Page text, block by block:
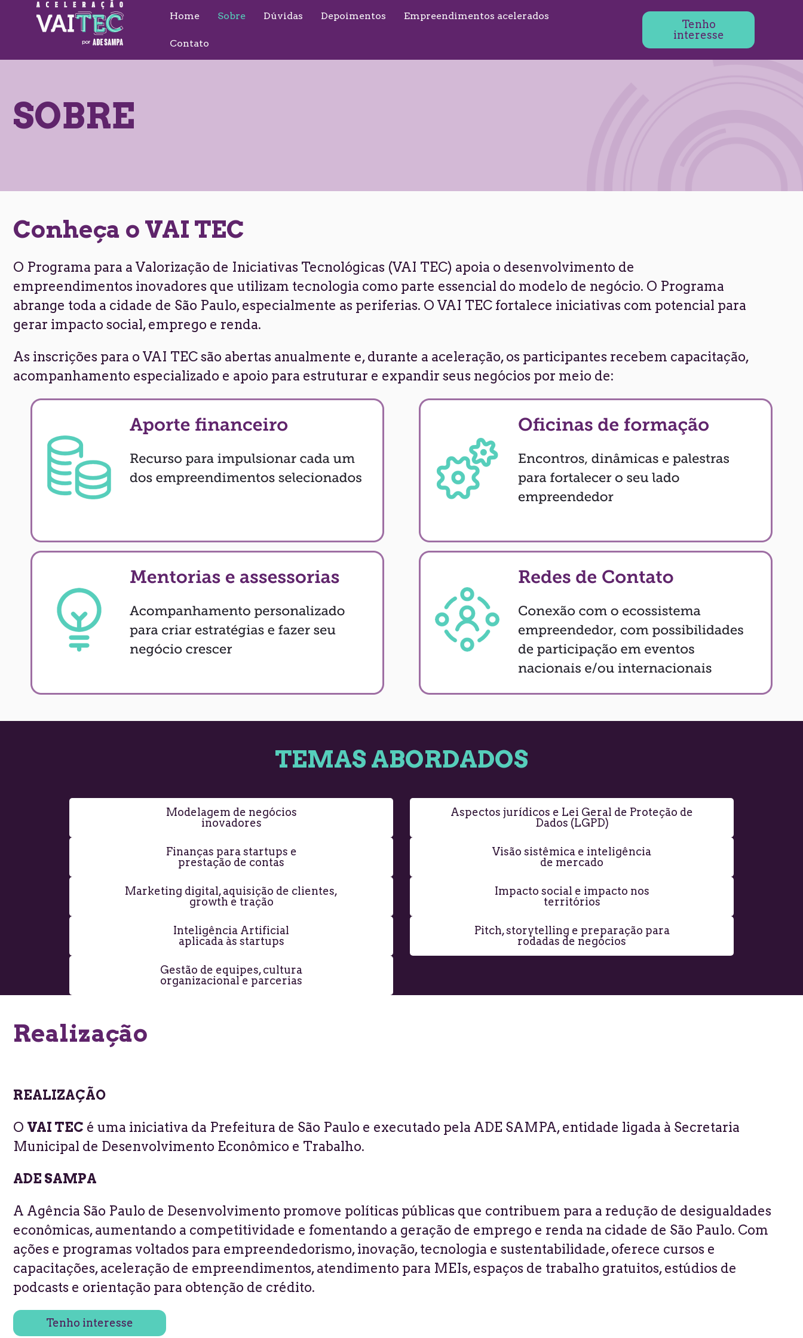
Home Sobre Dúvidas Depoimentos Empreendimentos acelerados
Contato
Tenho
interesse
SOBRE
Conheça o VAI TEC
O Programa para a Valorização de Iniciativas Tecnológicas (VAI TEC) apoia o desenvolvimento de
empreendimentos inovadores que utilizam tecnologia como parte essencial do modelo de negócio. O Programa
abrange toda a cidade de São Paulo, especialmente as periferias. O VAI TEC fortalece iniciativas com potencial para
gerar impacto social, emprego e renda.
As inscrições para o VAI TEC são abertas anualmente e, durante a aceleração, os participantes recebem capacitação,
acompanhamento especializado e apoio para estruturar e expandir seus negócios por meio de:
TEMAS ABORDADOS
Modelagem de negócios
inovadores
Aspectos jurídicos e Lei Geral de Proteção de
Dados (LGPD)
Finanças para startups e
prestação de contas
Visão sistêmica e inteligência
de mercado
Marketing digital, aquisição de clientes,
growth e tração
Impacto social e impacto nos
territórios
Inteligência Artificial
aplicada às startups
Pitch, storytelling e preparação para
rodadas de negócios
Gestão de equipes, cultura
organizacional e parcerias
Realização
REALIZAÇÃO
O VAI TEC é uma iniciativa da Prefeitura de São Paulo e executado pela ADE SAMPA, entidade ligada à Secretaria
Municipal de Desenvolvimento Econômico e Trabalho.
ADE SAMPA
A Agência São Paulo de Desenvolvimento promove políticas públicas que contribuem para a redução de desigualdades
econômicas, aumentando a competitividade e fomentando a geração de emprego e renda na cidade de São Paulo. Com
ações e programas voltados para empreendedorismo, inovação, tecnologia e sustentabilidade, oferece cursos e
capacitações, aceleração de empreendimentos, atendimento para MEIs, espaços de trabalho gratuitos, estúdios de
podcasts e orientação para obtenção de crédito.
Tenho interesse